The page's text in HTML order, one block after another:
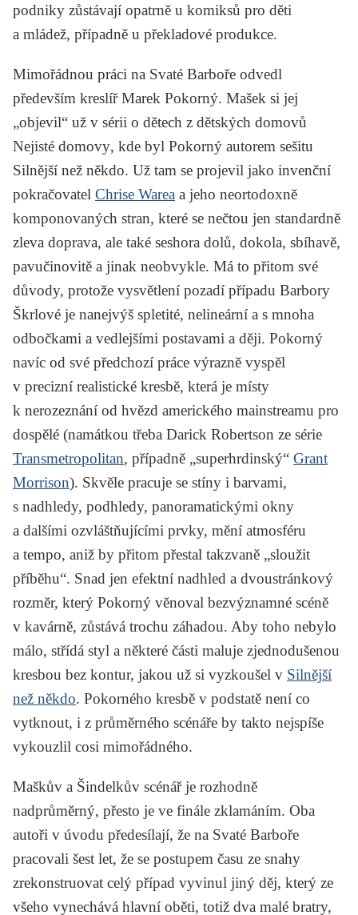
podniky zůstávají opatrně u komiksů pro děti
a mládež, případně u překladové produkce.
Mimořádnou práci na Svaté Barboře odvedl
především kreslíř Marek Pokorný. Mašek si jej
„objevil“ už v sérii o dětech z dětských domovů
Nejisté domovy, kde byl Pokorný autorem sešitu
Silnější než někdo. Už tam se projevil jako invenční
pokračovatel Chrise Warea a jeho neortodoxně
komponovaných stran, které se nečtou jen standardně
zleva doprava, ale také seshora dolů, dokola, sbíhavě,
pavučinovitě a jinak neobvykle. Má to přitom své
důvody, protože vysvětlení pozadí případu Barbory
Škrlové je nanejvýš spletité, nelineární a s mnoha
odbočkami a vedlejšími postavami a ději. Pokorný
navíc od své předchozí práce výrazně vyspěl
v precizní realistické kresbě, která je místy
k nerozeznání od hvězd amerického mainstreamu pro
dospělé (namátkou třeba Darick Robertson ze série
Transmetropolitan, případně „superhrdinský“ Grant
Morrison). Skvěle pracuje se stíny i barvami,
s nadhledy, podhledy, panoramatickými okny
a dalšími ozvláštňujícími prvky, mění atmosféru
a tempo, aniž by přitom přestal takzvaně „sloužit
příběhu“. Snad jen efektní nadhled a dvoustránkový
rozměr, který Pokorný věnoval bezvýznamné scéně
v kavárně, zůstává trochu záhadou. Aby toho nebylo
málo, střídá styl a některé části maluje zjednodušenou
kresbou bez kontur, jakou už si vyzkoušel v Silnější
než někdo. Pokorného kresbě v podstatě není co
vytknout, i z průměrného scénáře by takto nejspíše
vykouzlil cosi mimořádného.
Maškův a Šindelkův scénář je rozhodně
nadprůměrný, přesto je ve finále zklamáním. Oba
autoři v úvodu předesílají, že na Svaté Barboře
pracovali šest let, že se postupem času ze snahy
zrekonstruovat celý případ vyvinul jiný děj, který ze
všeho vynechává hlavní oběti, totiž dva malé bratry,